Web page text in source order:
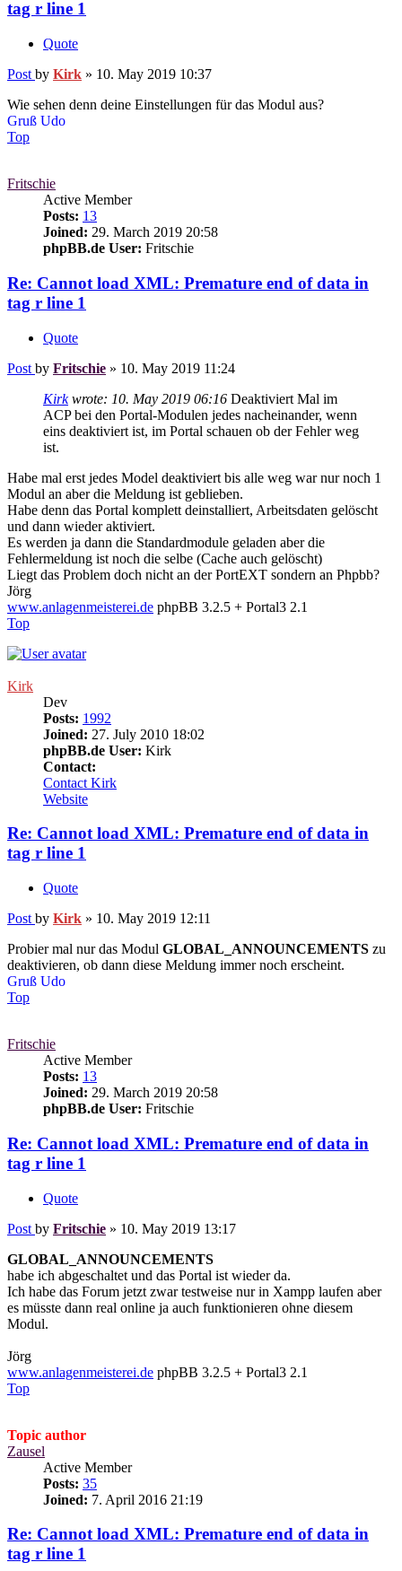
tag r line 1
Quote
Post by Kirk » 10. May 2019 10:37
Wie sehen denn deine Einstellungen für das Modul aus?
Gruß Udo
Top
Fritschie
Active Member
Posts: 13
Joined: 29. March 2019 20:58
phpBB.de User: Fritschie
Re: Cannot load XML: Premature end of data in
tag r line 1
Quote
Post by Fritschie » 10. May 2019 11:24
Kirkwrote: 10. May 2019 06:16 Deaktiviert Mal im
ACP bei den Portal-Modulen jedes nacheinander, wenn
eins deaktiviert ist, im Portal schauen ob der Fehler weg
ist.
Habe mal erst jedes Model deaktiviert bis alle weg war nur noch 1
Modul an aber die Meldung ist geblieben.
Habe denn das Portal komplett deinstalliert, Arbeitsdaten gelöscht
und dann wieder aktiviert.
Es werden ja dann die Standardmodule geladen aber die
Fehlermeldung ist noch die selbe (Cache auch gelöscht)
Liegt das Problem doch nicht an der PortEXT sondern an Phpbb?
Jörg
www.anlagenmeisterei.de phpBB 3.2.5 + Portal3 2.1
Top
Kirk
Dev
Posts: 1992
Joined: 27. July 2010 18:02
phpBB.de User: Kirk
Contact:
Contact Kirk
Website
Re: Cannot load XML: Premature end of data in
tag r line 1
Quote
Post by Kirk » 10. May 2019 12:11
Probier mal nur das Modul GLOBAL_ANNOUNCEMENTS zu
deaktivieren, ob dann diese Meldung immer noch erscheint.
Gruß Udo
Top
Fritschie
Active Member
Posts: 13
Joined: 29. March 2019 20:58
phpBB.de User: Fritschie
Re: Cannot load XML: Premature end of data in
tag r line 1
Quote
Post by Fritschie » 10. May 2019 13:17
GLOBAL_ANNOUNCEMENTS
habe ich abgeschaltet und das Portal ist wieder da.
Ich habe das Forum jetzt zwar testweise nur in Xampp laufen aber
es müsste dann real online ja auch funktionieren ohne diesem
Modul.
Jörg
www.anlagenmeisterei.de phpBB 3.2.5 + Portal3 2.1
Top
Topic author
Zausel
Active Member
Posts: 35
Joined: 7. April 2016 21:19
Re: Cannot load XML: Premature end of data in
tag r line 1